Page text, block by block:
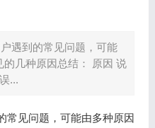
遇到的常见问题，可能
几种原因总结： 原因 说
...
常见问题，可能由多种原因